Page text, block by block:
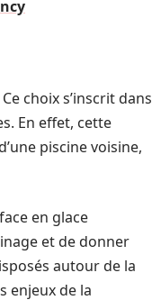
choix s’inscrit dans
En effet, cette
piscine voisine,
en glace
et de donner
autour de la
enjeux de la